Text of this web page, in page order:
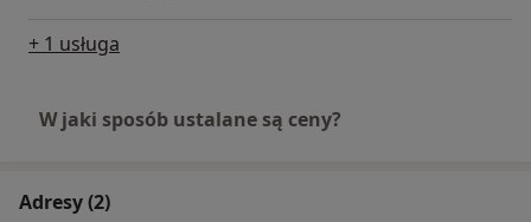
+ 1 usługa
W jaki sposób ustalane są ceny?
Adresy (2)